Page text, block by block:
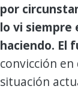
por
lo vi siempre
haciendo. El
convicción
situación